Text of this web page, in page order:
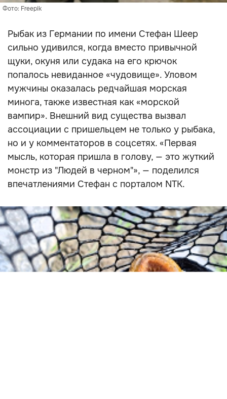
Фото: Freepik
Рыбак из Германии по имени Стефан Шеер
сильно удивился, когда вместо привычной
щуки, окуня или судака на его крючок
попалось невиданное «чудовище». Уловом
мужчины оказалась редчайшая морская
минога, также известная как «морской
вампир». Внешний вид существа вызвал
ассоциации с пришельцем не только у рыбака,
но и у комментаторов в соцсетях. «Первая
мысль, которая пришла в голову, — это жуткий
монстр из "Людей в черном"», — поделился
впечатлениями Стефан с порталом NTK.